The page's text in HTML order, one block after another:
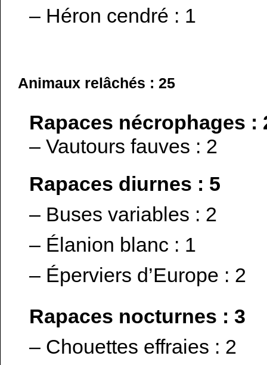
– Héron cendré : 1
Animaux relâchés : 25
Rapaces nécrophages :
– Vautours fauves : 2
Rapaces diurnes : 5
– Buses variables : 2
– Élanion blanc : 1
– Éperviers d’Europe : 2
Rapaces nocturnes : 3
– Chouettes effraies : 2